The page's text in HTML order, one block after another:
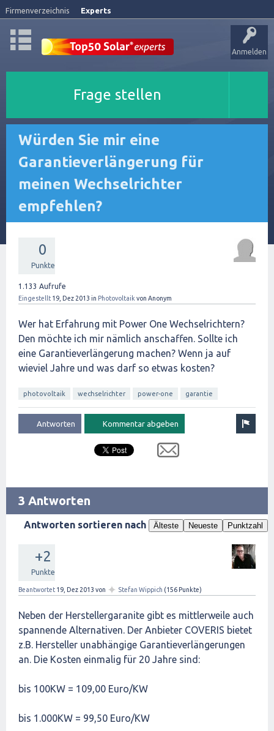
Firmenverzeichnis Experts
Anmelden
Frage stellen
Würden Sie mir eine
Garantieverlängerung für
meinen Wechselrichter
empfehlen?
0
Punkte
1.133 Aufrufe
Eingestellt 19, Dez 2013 in Photovoltaik von Anonym
Wer hat Erfahrung mit Power One Wechselrichtern?
Den möchte ich mir nämlich anschaffen. Sollte ich
eine Garantieverlängerung machen? Wenn ja auf
wieviel Jahre und was darf so etwas kosten?
photovoltaik wechselrichter power-one garantie
3 Antworten
Antworten sortieren nach Älteste Neueste Punktzahl
+2
Punkte
Beantwortet 19, Dez 2013 von ✦ Stefan Wippich (156 Punkte)
Neben der Herstellergaranite gibt es mittlerweile auch
spannende Alternativen. Der Anbieter COVERIS bietet
z.B. Hersteller unabhängige Garantieverlängerungen
an. Die Kosten einmalig für 20 Jahre sind:
bis 100KW = 109,00 Euro/KW
bis 1.000KW = 99,50 Euro/KW